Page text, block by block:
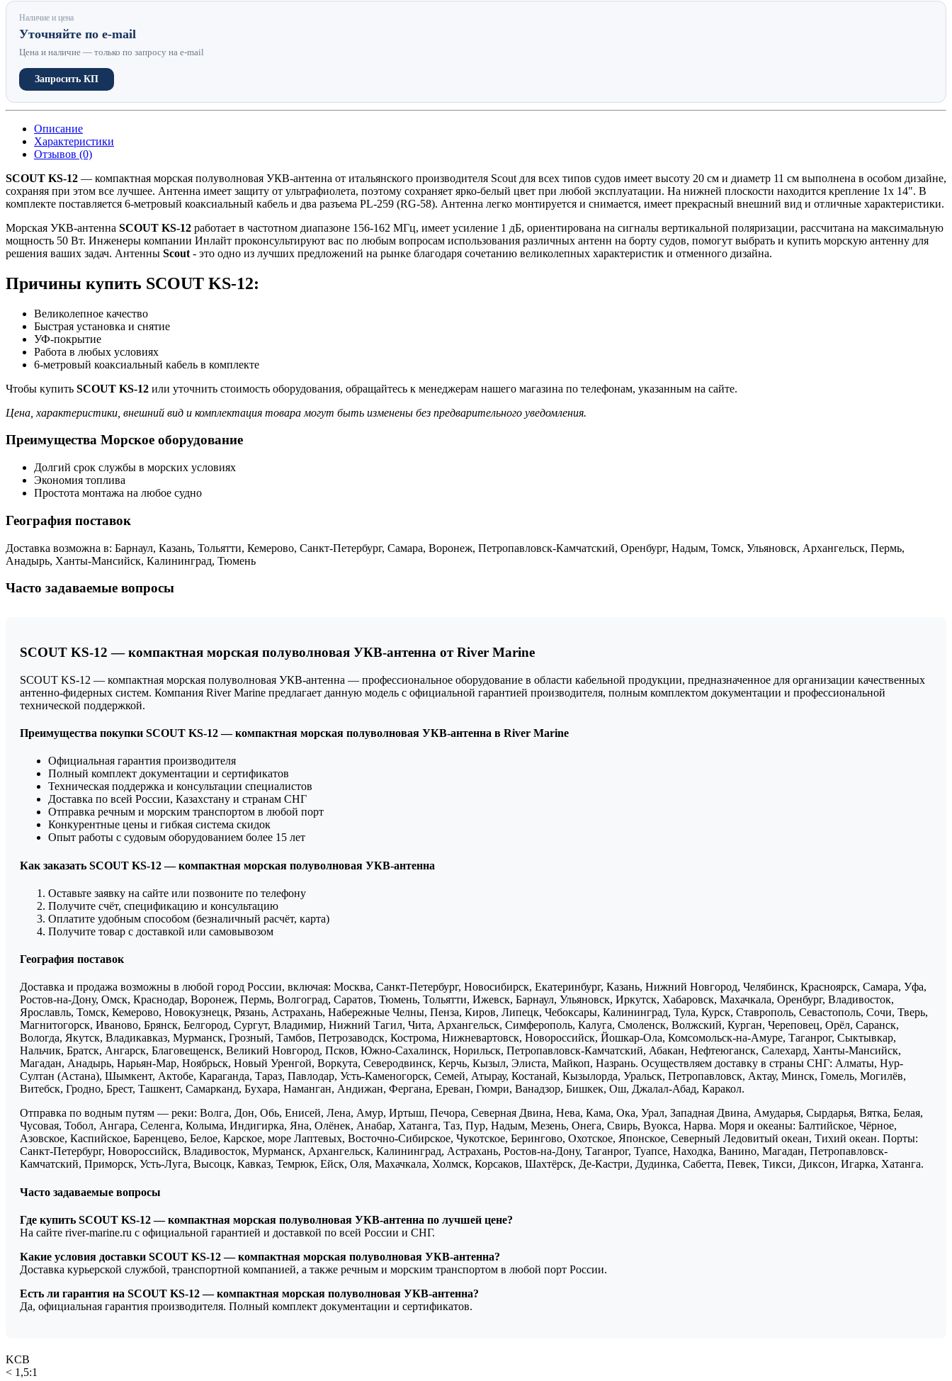
Наличие и цена
Уточняйте по e-mail
Цена и наличие — только по запросу на e-mail
Запросить КП
Описание
Характеристики
Отзывов (0)
SCOUT KS-12 — компактная морская полуволновая УКВ-антенна от итальянского производителя Scout для всех типов судов имеет высоту 20 см и диаметр 11 см выполнена в особом дизайне,
сохраняя при этом все лучшее. Антенна имеет защиту от ультрафиолета, поэтому сохраняет ярко-белый цвет при любой эксплуатации. На нижней плоскости находится крепление 1х 14". В
комплекте поставляется 6-метровый коаксиальный кабель и два разъема PL-259 (RG-58). Антенна легко монтируется и снимается, имеет прекрасный внешний вид и отличные характеристики.
Морская УКВ-антенна SCOUT KS-12 работает в частотном диапазоне 156-162 МГц, имеет усиление 1 дБ, ориентирована на сигналы вертикальной поляризации, рассчитана на максимальную
мощность 50 Вт. Инженеры компании Инлайт проконсультируют вас по любым вопросам использования различных антенн на борту судов, помогут выбрать и купить морскую антенну для
решения ваших задач. Антенны Scout - это одно из лучших предложений на рынке благодаря сочетанию великолепных характеристик и отменного дизайна.
Причины купить SCOUT KS-12:
Великолепное качество
Быстрая установка и снятие
УФ-покрытие
Работа в любых условиях
6-метровый коаксиальный кабель в комплекте
Чтобы купить SCOUT KS-12 или уточнить стоимость оборудования, обращайтесь к менеджерам нашего магазина по телефонам, указанным на сайте.
Цена, характеристики, внешний вид и комплектация товара могут быть изменены без предварительного уведомления.
Преимущества Морское оборудование
Долгий срок службы в морских условиях
Экономия топлива
Простота монтажа на любое судно
География поставок
Доставка возможна в: Барнаул, Казань, Тольятти, Кемерово, Санкт-Петербург, Самара, Воронеж, Петропавловск-Камчатский, Оренбург, Надым, Томск, Ульяновск, Архангельск, Пермь,
Анадырь, Ханты-Мансийск, Калининград, Тюмень
Часто задаваемые вопросы
SCOUT KS-12 — компактная морская полуволновая УКВ-антенна от River Marine
SCOUT KS-12 — компактная морская полуволновая УКВ-антенна — профессиональное оборудование в области кабельной продукции, предназначенное для организации качественных
антенно-фидерных систем. Компания River Marine предлагает данную модель с официальной гарантией производителя, полным комплектом документации и профессиональной
технической поддержкой.
Преимущества покупки SCOUT KS-12 — компактная морская полуволновая УКВ-антенна в River Marine
Официальная гарантия производителя
Полный комплект документации и сертификатов
Техническая поддержка и консультации специалистов
Доставка по всей России, Казахстану и странам СНГ
Отправка речным и морским транспортом в любой порт
Конкурентные цены и гибкая система скидок
Опыт работы с судовым оборудованием более 15 лет
Как заказать SCOUT KS-12 — компактная морская полуволновая УКВ-антенна
Оставьте заявку на сайте или позвоните по телефону
Получите счёт, спецификацию и консультацию
Оплатите удобным способом (безналичный расчёт, карта)
Получите товар с доставкой или самовывозом
География поставок
Доставка и продажа возможны в любой город России, включая: Москва, Санкт-Петербург, Новосибирск, Екатеринбург, Казань, Нижний Новгород, Челябинск, Красноярск, Самара, Уфа,
Ростов-на-Дону, Омск, Краснодар, Воронеж, Пермь, Волгоград, Саратов, Тюмень, Тольятти, Ижевск, Барнаул, Ульяновск, Иркутск, Хабаровск, Махачкала, Оренбург, Владивосток,
Ярославль, Томск, Кемерово, Новокузнецк, Рязань, Астрахань, Набережные Челны, Пенза, Киров, Липецк, Чебоксары, Калининград, Тула, Курск, Ставрополь, Севастополь, Сочи, Тверь,
Магнитогорск, Иваново, Брянск, Белгород, Сургут, Владимир, Нижний Тагил, Чита, Архангельск, Симферополь, Калуга, Смоленск, Волжский, Курган, Череповец, Орёл, Саранск,
Вологда, Якутск, Владикавказ, Мурманск, Грозный, Тамбов, Петрозаводск, Кострома, Нижневартовск, Новороссийск, Йошкар-Ола, Комсомольск-на-Амуре, Таганрог, Сыктывкар,
Нальчик, Братск, Ангарск, Благовещенск, Великий Новгород, Псков, Южно-Сахалинск, Норильск, Петропавловск-Камчатский, Абакан, Нефтеюганск, Салехард, Ханты-Мансийск,
Магадан, Анадырь, Нарьян-Мар, Ноябрьск, Новый Уренгой, Воркута, Северодвинск, Керчь, Кызыл, Элиста, Майкоп, Назрань. Осуществляем доставку в страны СНГ: Алматы, Нур-
Султан (Астана), Шымкент, Актобе, Караганда, Тараз, Павлодар, Усть-Каменогорск, Семей, Атырау, Костанай, Кызылорда, Уральск, Петропавловск, Актау, Минск, Гомель, Могилёв,
Витебск, Гродно, Брест, Ташкент, Самарканд, Бухара, Наманган, Андижан, Фергана, Ереван, Гюмри, Ванадзор, Бишкек, Ош, Джалал-Абад, Каракол.
Отправка по водным путям — реки: Волга, Дон, Обь, Енисей, Лена, Амур, Иртыш, Печора, Северная Двина, Нева, Кама, Ока, Урал, Западная Двина, Амударья, Сырдарья, Вятка, Белая,
Чусовая, Тобол, Ангара, Селенга, Колыма, Индигирка, Яна, Олёнек, Анабар, Хатанга, Таз, Пур, Надым, Мезень, Онега, Свирь, Вуокса, Нарва. Моря и океаны: Балтийское, Чёрное,
Азовское, Каспийское, Баренцево, Белое, Карское, море Лаптевых, Восточно-Сибирское, Чукотское, Берингово, Охотское, Японское, Северный Ледовитый океан, Тихий океан. Порты:
Санкт-Петербург, Новороссийск, Владивосток, Мурманск, Архангельск, Калининград, Астрахань, Ростов-на-Дону, Таганрог, Туапсе, Находка, Ванино, Магадан, Петропавловск-
Камчатский, Приморск, Усть-Луга, Высоцк, Кавказ, Темрюк, Ейск, Оля, Махачкала, Холмск, Корсаков, Шахтёрск, Де-Кастри, Дудинка, Сабетта, Певек, Тикси, Диксон, Игарка, Хатанга.
Часто задаваемые вопросы
Где купить SCOUT KS-12 — компактная морская полуволновая УКВ-антенна по лучшей цене?
На сайте river-marine.ru с официальной гарантией и доставкой по всей России и СНГ.
Какие условия доставки SCOUT KS-12 — компактная морская полуволновая УКВ-антенна?
Доставка курьерской службой, транспортной компанией, а также речным и морским транспортом в любой порт России.
Есть ли гарантия на SCOUT KS-12 — компактная морская полуволновая УКВ-антенна?
Да, официальная гарантия производителя. Полный комплект документации и сертификатов.
KCB
< 1,5:1